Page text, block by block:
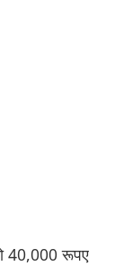
40,000 रूपए